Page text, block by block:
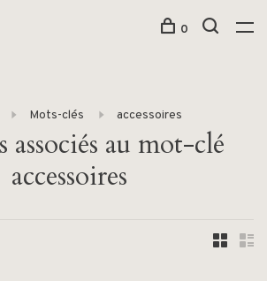
0
Mots-clés accessoires
associés au mot-clé
accessoires